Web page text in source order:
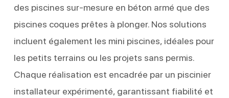
des piscines sur-mesure en béton armé que des
piscines coques prêtes à plonger. Nos solutions
incluent également les mini piscines, idéales pour
les petits terrains ou les projets sans permis.
Chaque réalisation est encadrée par un piscinier
installateur expérimenté, garantissant fiabilité et